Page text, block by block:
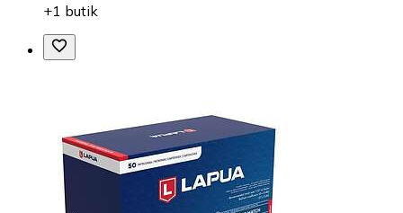
+1 butik